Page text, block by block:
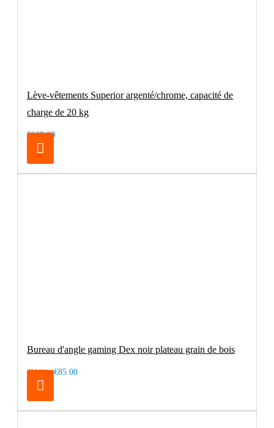
Lève-vêtements Superior argenté/chrome, capacité de
charge de 20 kg
€169.00
Bureau d'angle gaming Dex noir plateau grain de bois
€99.00 €85.00